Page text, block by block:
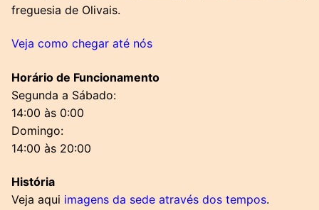
freguesia de Olivais.
Veja como chegar até nós
Horário de Funcionamento
Segunda a Sábado:
14:00 às 0:00
Domingo:
14:00 às 20:00
História
Veja aqui imagens da sede através dos tempos.